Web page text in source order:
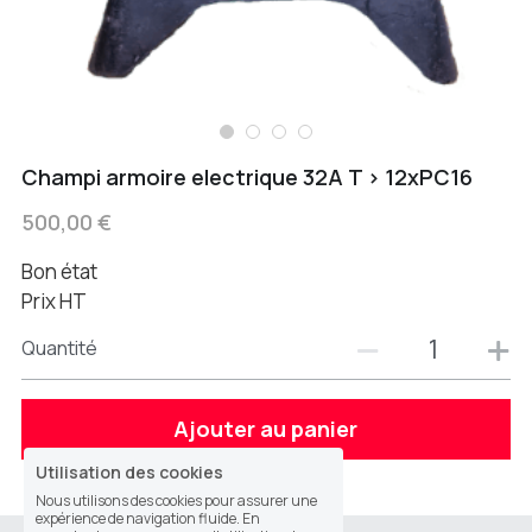
Champi armoire electrique 32A T > 12xPC16
500,00 €
Bon état
Prix HT
Quantité
Ajouter au panier
Utilisation des cookies
Nous utilisons des cookies pour assurer une
expérience de navigation fluide. En